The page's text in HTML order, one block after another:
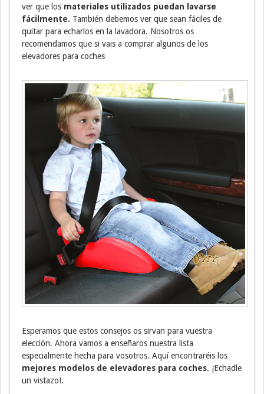
ver que los materiales utilizados puedan lavarse
fácilmente. También debemos ver que sean fáciles de
quitar para echarlos en la lavadora. Nosotros os
recomendamos que si vais a comprar algunos de los
elevadores para coches
Esperamos que estos consejos os sirvan para vuestra
elección. Ahora vamos a enseñaros nuestra lista
especialmente hecha para vosotros. Aquí encontraréis los
mejores modelos de elevadores para coches. ¡Echadle
un vistazo!.